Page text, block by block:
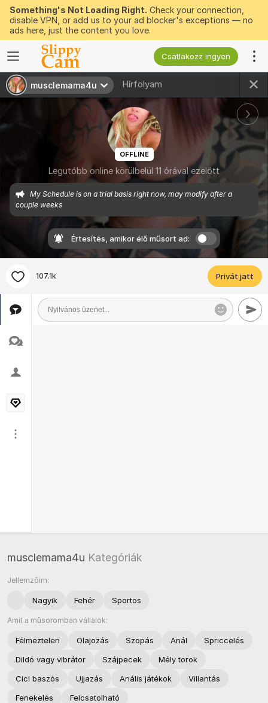
Something's Not Loading Right. Check your connection,
disable VPN, or add us to your ad blocker's exceptions — no
ads here, just the content you love.
Csatlakozz ingyen
musclemama4u Hírfolyam
OFFLINE
Legutóbb online körülbelül 11 órával ezelőtt
My Schedule is on a trial basis right now, may modify after a
couple weeks
Értesítés, amikor élő műsort ad:
107.1k Privát jatt
musclemama4u Kategóriák
Jellemzőim:
Nagyik Fehér Sportos
Amit a műsoromban vállalok:
Félmeztelen Olajozás Szopás Anál
Spriccelés
Dildó vagy vibrátor
Szájpecek
Mély torok
Cici baszós
Ujjazás Anális játékok
Villantás
Fenekelés
Felcsatolható